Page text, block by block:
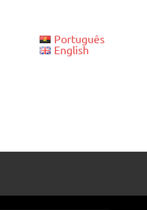
Português
English